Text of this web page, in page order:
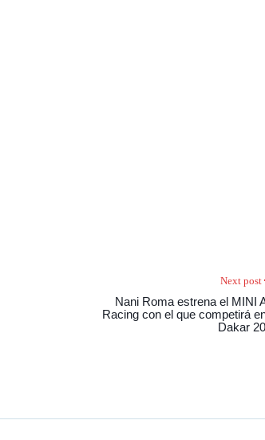
Next post
Nani Roma estrena el MINI
Racing con el que competirá
Dakar